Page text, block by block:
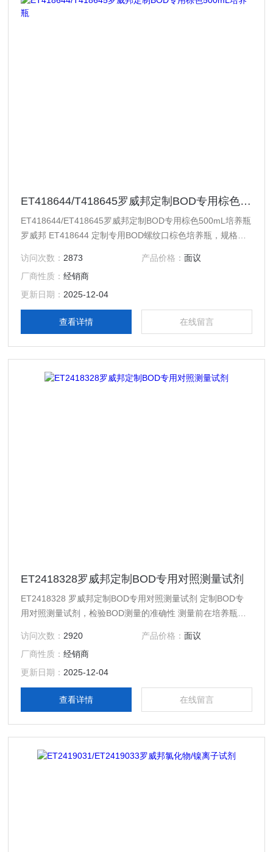
ET418644/T418645罗威邦定制BOD专用棕色500mL培养瓶
ET418644/ET418645罗威邦定制BOD专用棕色500mL培养瓶
罗威邦 ET418644 定制专用BOD螺纹口棕色培养瓶，规格：
瓶，规格：500mL，6个/组
访问次数： 2873 产品价格： 面议
厂商性质：经销商
更新日期： 2025-12-04
查看详情 在线留言
ET2418328罗威邦定制BOD专用对照测量试剂
ET2418328 罗威邦定制BOD专用对照测量试剂 定制BOD专
用对照测量试剂，检验BOD测量的准确性 测量前在培养瓶内
即可认为BOD 测量仪性能及准确性良好。
访问次数： 2920 产品价格： 面议
厂商性质：经销商
更新日期： 2025-12-04
查看详情 在线留言